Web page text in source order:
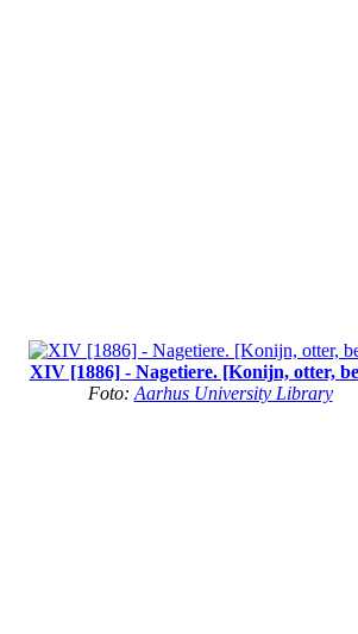
XIV [1886] - Nagetiere. [Konijn, otter,
Foto: Aarhus University Library